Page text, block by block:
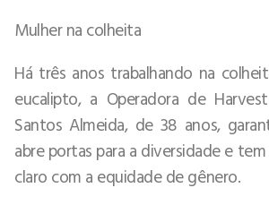
Mulher na colheita
Há três anos trabalhando na
eucalipto, a Operadora de
Santos Almeida, de 38 anos,
abre portas para a diversidade e
claro com a equidade de gênero.